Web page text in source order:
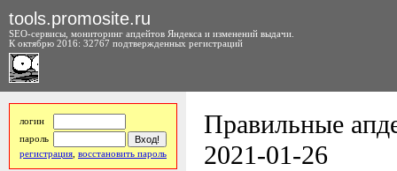
tools.promosite.ru
SEO-сервисы, мониторинг апдейтов Яндекса и изменений выдачи.
К октябрю 2016: 32767 подтвержденных регистраций
логин
пароль
регистрация восстановить пароль
Правильные
2021-01-26